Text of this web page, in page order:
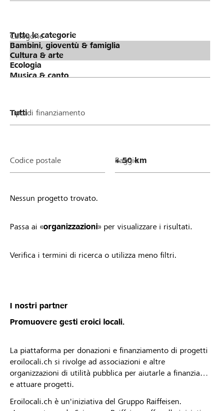
Categorie
Tipo di finanziamento
Codice postale Raggio
Nessun progetto trovato.
Passa ai «organizzazioni» per visualizzare i risultati.
Verifica i termini di ricerca o utilizza meno filtri.
I nostri partner
Promuovere gesti eroici locali.
La piattaforma per donazioni e finanziamento di progetti
eroilocali.ch si rivolge ad associazioni e altre
organizzazioni di utilità pubblica per aiutarle a finanziare
e attuare progetti.
Eroilocali.ch è un'iniziativa del Gruppo Raiffeisen.